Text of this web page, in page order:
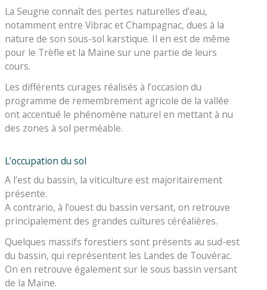
La Seugne connaît des pertes naturelles d’eau,
notamment entre Vibrac et Champagnac, dues à la
nature de son sous-sol karstique. Il en est de même
pour le Trèfle et la Maine sur une partie de leurs
cours.
Les différents curages réalisés à l’occasion du
programme de remembrement agricole de la vallée
ont accentué le phénomène naturel en mettant à nu
des zones à sol perméable.
L’occupation du sol
A l’est du bassin, la viticulture est majoritairement
présente.
A contrario, à l’ouest du bassin versant, on retrouve
principalement des grandes cultures céréalières.
Quelques massifs forestiers sont présents au sud-est
du bassin, qui représentent les Landes de Touvérac.
On en retrouve également sur le sous bassin versant
de la Maine.